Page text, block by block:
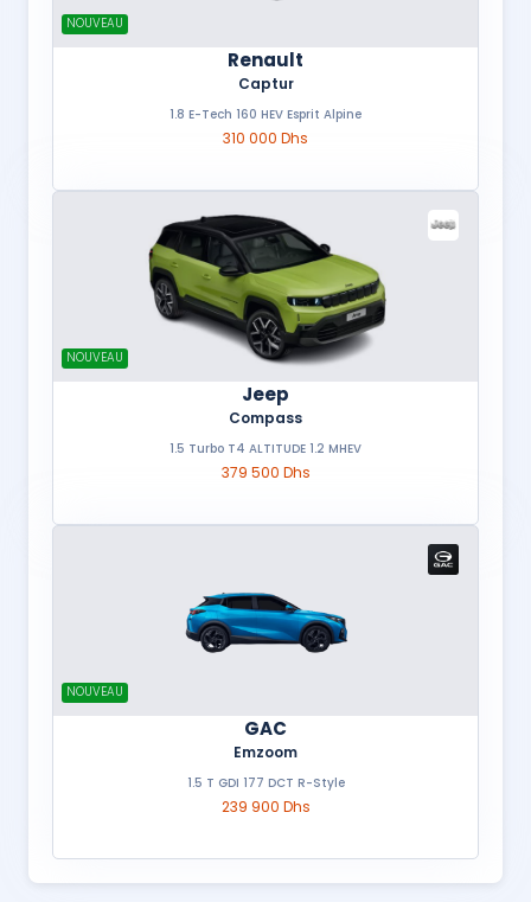
NOUVEAU
Renault
Captur
1.8 E-Tech 160 HEV Esprit Alpine
310 000 Dhs
NOUVEAU
Jeep
Compass
1.5 Turbo T4 ALTITUDE 1.2 MHEV
379 500 Dhs
NOUVEAU
GAC
Emzoom
1.5 T GDI 177 DCT R-Style
239 900 Dhs